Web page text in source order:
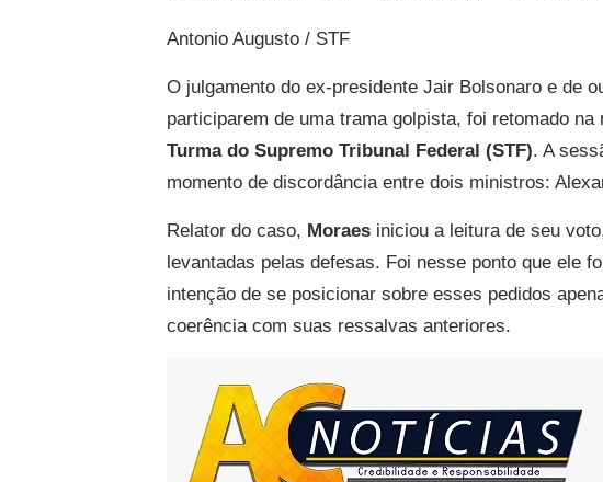
Antonio Augusto / STF
O julgamento do ex-presidente Jair Bolsonaro e de
participarem de uma trama golpista, foi retomado
Turma do Supremo Tribunal Federal (STF). A
momento de discordância entre dois ministros:
Relator do caso, Moraes iniciou a leitura de seu
levantadas pelas defesas. Foi nesse ponto que ele
intenção de se posicionar sobre esses pedidos
coerência com suas ressalvas anteriores.